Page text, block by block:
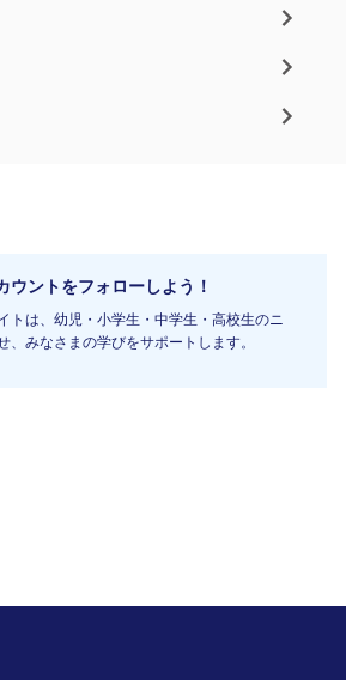
ウントをフォローしよう！
トは、幼児・小学生・中学生・高校生のニ
、みなさまの学びをサポートします。